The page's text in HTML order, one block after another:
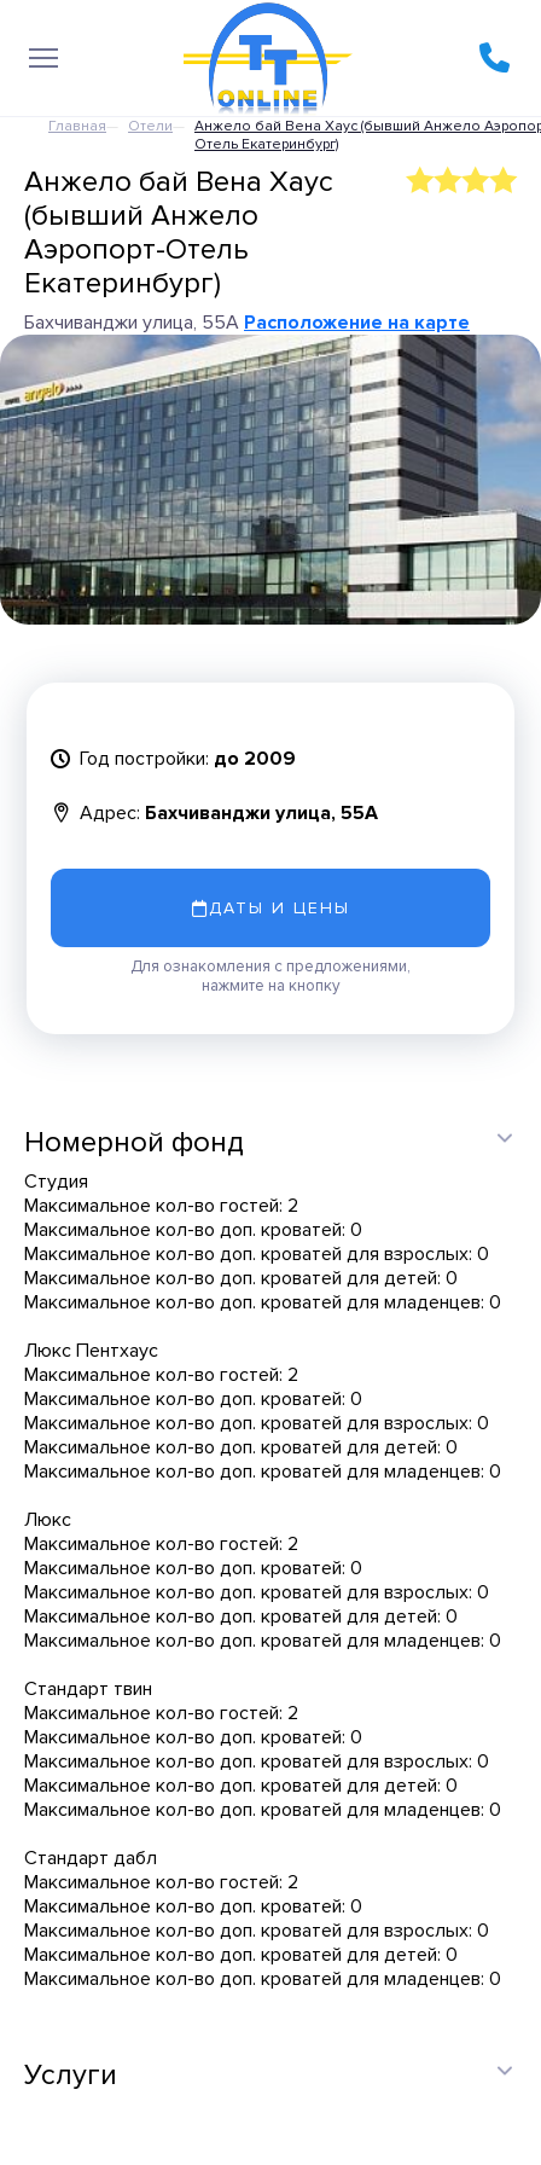
Главная Отели
Анжело бай Вена Хаус (бывший Анжело
Отель Екатеринбург)
Анжело бай Вена Хаус
(бывший Анжело
Аэропорт-Отель
Екатеринбург)
Бахчиванджи улица, 55А Расположение на карте
Год постройки: до 2009
Адрес: Бахчиванджи улица, 55А
ДАТЫ И ЦЕНЫ
Для ознакомления с предложениями,
нажмите на кнопку
Номерной фонд
Студия
Максимальное кол-во гостей: 2
Максимальное кол-во доп. кроватей: 0
Максимальное кол-во доп. кроватей для взрослых: 0
Максимальное кол-во доп. кроватей для детей: 0
Максимальное кол-во доп. кроватей для младенцев: 0
Люкс Пентхаус
Максимальное кол-во гостей: 2
Максимальное кол-во доп. кроватей: 0
Максимальное кол-во доп. кроватей для взрослых: 0
Максимальное кол-во доп. кроватей для детей: 0
Максимальное кол-во доп. кроватей для младенцев: 0
Люкс
Максимальное кол-во гостей: 2
Максимальное кол-во доп. кроватей: 0
Максимальное кол-во доп. кроватей для взрослых: 0
Максимальное кол-во доп. кроватей для детей: 0
Максимальное кол-во доп. кроватей для младенцев: 0
Стандарт твин
Максимальное кол-во гостей: 2
Максимальное кол-во доп. кроватей: 0
Максимальное кол-во доп. кроватей для взрослых: 0
Максимальное кол-во доп. кроватей для детей: 0
Максимальное кол-во доп. кроватей для младенцев: 0
Стандарт дабл
Максимальное кол-во гостей: 2
Максимальное кол-во доп. кроватей: 0
Максимальное кол-во доп. кроватей для взрослых: 0
Максимальное кол-во доп. кроватей для детей: 0
Максимальное кол-во доп. кроватей для младенцев: 0
Услуги